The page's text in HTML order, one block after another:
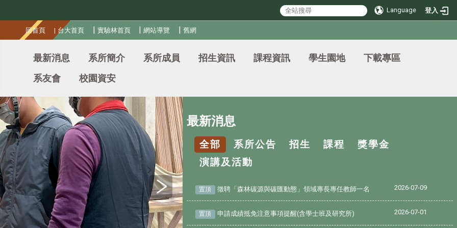
Language 登入
回首頁 | 台大首頁 | 實驗林首頁 |網站導覽 |舊網
最新消息 系所簡介 系所成員 招生資訊 課程資訊 學生園地
下載專區
系友會
校園資安
最新消息
全部 系所公告 招生 課程
獎學金
演講及活動
置頂 徵聘「森林碳源與碳匯動態」領域專長專任教師一名 2026-07-09
置頂 申請成績抵免注意事項提醒(含學士班及研究所) 2026-07-01